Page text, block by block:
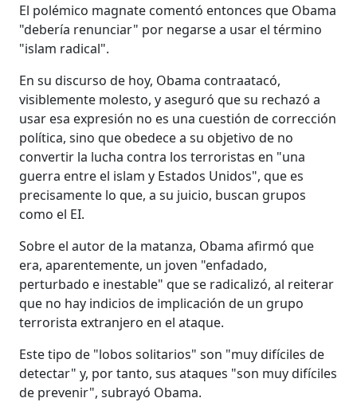
El polémico magnate comentó entonces que Obama
"debería renunciar" por negarse a usar el término
"islam radical".
En su discurso de hoy, Obama contraatacó,
visiblemente molesto, y aseguró que su rechazó a
usar esa expresión no es una cuestión de corrección
política, sino que obedece a su objetivo de no
convertir la lucha contra los terroristas en "una
guerra entre el islam y Estados Unidos", que es
precisamente lo que, a su juicio, buscan grupos
como el EI.
Sobre el autor de la matanza, Obama afirmó que
era, aparentemente, un joven "enfadado,
perturbado e inestable" que se radicalizó, al reiterar
que no hay indicios de implicación de un grupo
terrorista extranjero en el ataque.
Este tipo de "lobos solitarios" son "muy difíciles de
detectar" y, por tanto, sus ataques "son muy difíciles
de prevenir", subrayó Obama.